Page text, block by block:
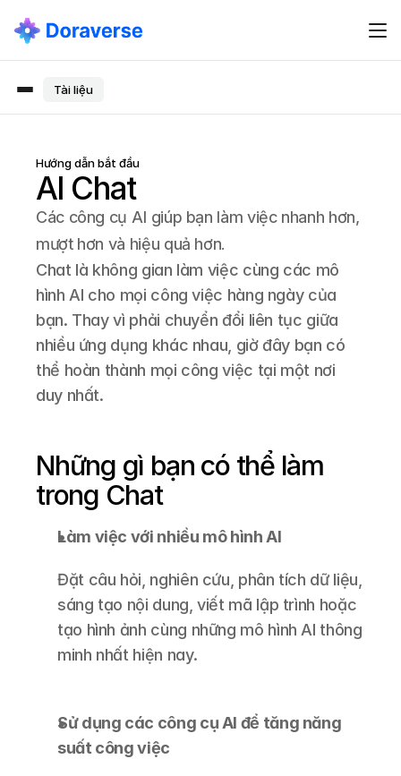
Hướng dẫn bắt đầu
AI Chat
Các công cụ AI giúp bạn làm việc nhanh hơn,
mượt hơn và hiệu quả hơn.
Chat là không gian làm việc cùng các mô
hình AI cho mọi công việc hàng ngày của
bạn. Thay vì phải chuyển đổi liên tục giữa
nhiều ứng dụng khác nhau, giờ đây bạn có
thể hoàn thành mọi công việc tại một nơi
duy nhất.
Những gì bạn có thể làm
trong Chat
Làm việc với nhiều mô hình AI
Đặt câu hỏi, nghiên cứu, phân tích dữ liệu,
sáng tạo nội dung, viết mã lập trình hoặc
tạo hình ảnh cùng những mô hình AI thông
minh nhất hiện nay.
Sử dụng các công cụ AI để tăng năng
suất công việc
Tài liệu